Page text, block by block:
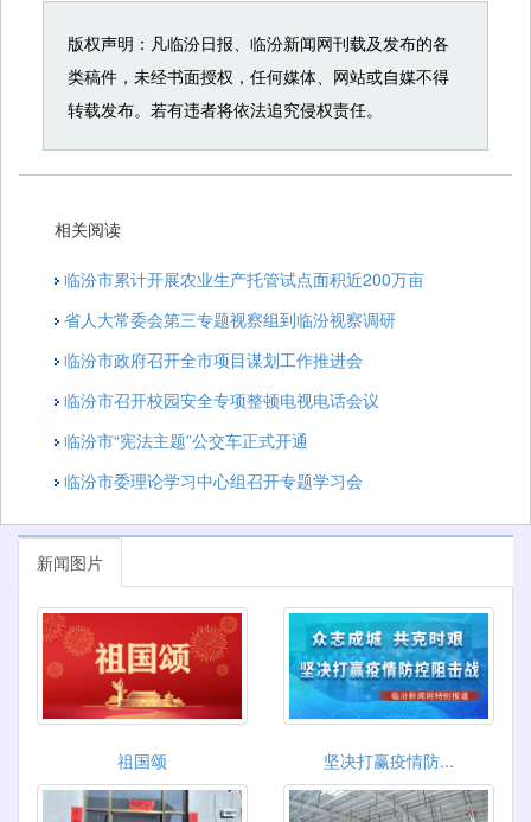
版权声明：凡临汾日报、临汾新闻网刊载及发布的各
类稿件，未经书面授权，任何媒体、网站或自媒不得
转载发布。若有违者将依法追究侵权责任。
相关阅读
临汾市累计开展农业生产托管试点面积近200万亩
省人大常委会第三专题视察组到临汾视察调研
临汾市政府召开全市项目谋划工作推进会
临汾市召开校园安全专项整顿电视电话会议
临汾市“宪法主题”公交车正式开通
临汾市委理论学习中心组召开专题学习会
新闻图片
祖国颂 坚决打赢疫情防...